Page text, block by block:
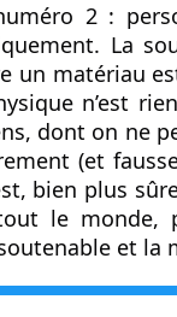
2 :
La
un matériau
n’est
dont on ne
(et
bien plus
le monde,
et la